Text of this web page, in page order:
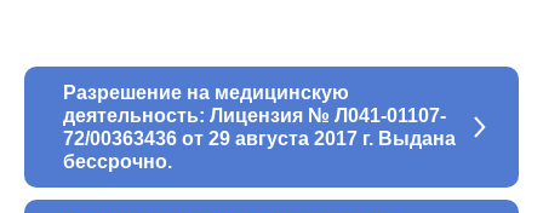
Разрешение на медицинскую
деятельность: Лицензия № Л041-01107-
72/00363436 от 29 августа 2017 г. Выдана
бессрочно.